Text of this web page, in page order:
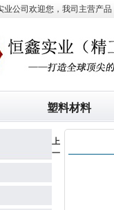
业公司欢迎您，我司主营产
塑料材料
上
一